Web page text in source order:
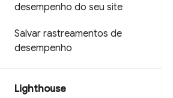
desempenho do seu site
Salvar rastreamentos de
desempenho
Lighthouse